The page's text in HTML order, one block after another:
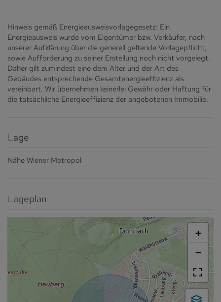
Hinweis gemäß Energieausweisvorlagegesetz: Ein
Energieausweis wurde vom Eigentümer bzw. Verkäufer, nach
unserer Aufklärung über die generell geltende Vorlagepflicht,
sowie Aufforderung zu seiner Erstellung noch nicht vorgelegt.
Daher gilt zumindest eine dem Alter und der Art des
Gebäudes entsprechende Gesamtenergieeffizienz als
vereinbart. Wir übernehmen keinerlei Gewähr oder Haftung für
die tatsächliche Energieeffizienz der angebotenen Immobilie.
Lage
Nähe Wiener Metropol
Lageplan
+
−